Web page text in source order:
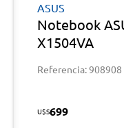
ASUS
Notebook
X1504VA
Referencia: 908908
U$S699